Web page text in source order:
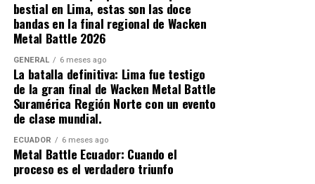
internacional en caso de ganar .
La decisión de otorgar dos cupos a Suramérica no es un
regalo. Es el reconocimiento a un trabajo sostenido. En
los últimos años, la región ha demostrado que tiene el
talento, la disciplina y la pasión para competir al más
alto nivel.
Bandas como Info (Colombia), que representó a la
Quienes han ido a Wacken saben que la logística puede
ser tan intensa como el propio festival, el aeropuerto
más cercano (Hamburgo) queda a una hora y media. Los
trenes se llenan. Los taxis escasean y montar una carpa
después de un vuelo transatlántico no es exactamente
fácil, eso es para guerreros. Viajar con Metalhead Tours
resuelve todo eso, y agrega capas de valor que van
mucho más allá del simple traslado.
bestial en Lima, estas son las doce
bandas en la final regional de Wacken
Metal Battle 2026
GENERAL 6 meses ago
La batalla definitiva: Lima fue testigo
de la gran final de Wacken Metal Battle
Suramérica Región Norte con un evento
de clase mundial.
ECUADOR 6 meses ago
Metal Battle Ecuador: Cuando el
proceso es el verdadero triunfo